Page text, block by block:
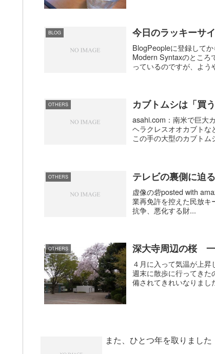
BLOG 今日のラッキーサ
BlogPeopleに登録して
Modern Syntaxのところ
っているのですが、よ
OTHERS カブトムシは「買
asahi.com：南米で巨大
ヘラクレスオオカブト
この手の大型のカブト
OTHERS テレビの裏側に迫
虚像の砦posted with
業再免許を控えた民放
抗争、悪化する財...
OTHERS 深大寺周辺の桜
４月に入って気温が上昇
週末に散歩に行ってき
備されてきれいなりま
また、ひとつ年を取りました